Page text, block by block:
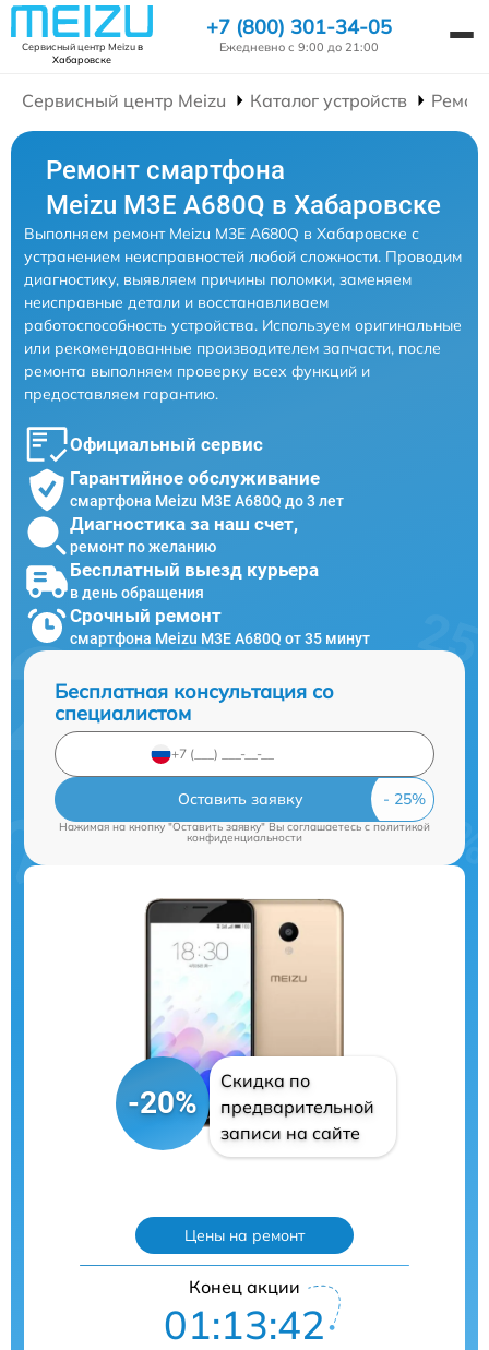
Сервисный центр Meizuв
Хабаровске
+7 (800) 301-34-05
Ежедневно с 9:00 до 21:00
Сервисный центр Meizu Каталог устройств
Ремонт смартфона
Meizu M3E A680Q в Хабаровске
Выполняем ремонт Meizu M3E A680Q в Хабаровске с
устранением неисправностей любой сложности. Проводим
диагностику, выявляем причины поломки, заменяем
неисправные детали и восстанавливаем
работоспособность устройства. Используем оригинальные
или рекомендованные производителем запчасти, после
ремонта выполняем проверку всех функций и
предоставляем гарантию.
Официальный сервис
Гарантийное обслуживание
смартфона Meizu M3E A680Q до 3 лет
Диагностика за наш счет,
ремонт по желанию
Бесплатный выезд курьера
в день обращения
Срочный ремонт
смартфона Meizu M3E A680Q от 35 минут
Бесплатная консультация со
специалистом
Оставить заявку
Нажимая на кнопку "Оставить заявку" Вы соглашаетесь cполитикой
конфиденциальности
-20%
Скидка по
предварительной
записи на сайте
Цены на ремонт
Конец акции
01:13:41